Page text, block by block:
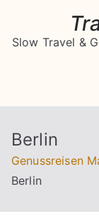
springen
Slow Travel &
Berlin
Genussreisen
Berlin